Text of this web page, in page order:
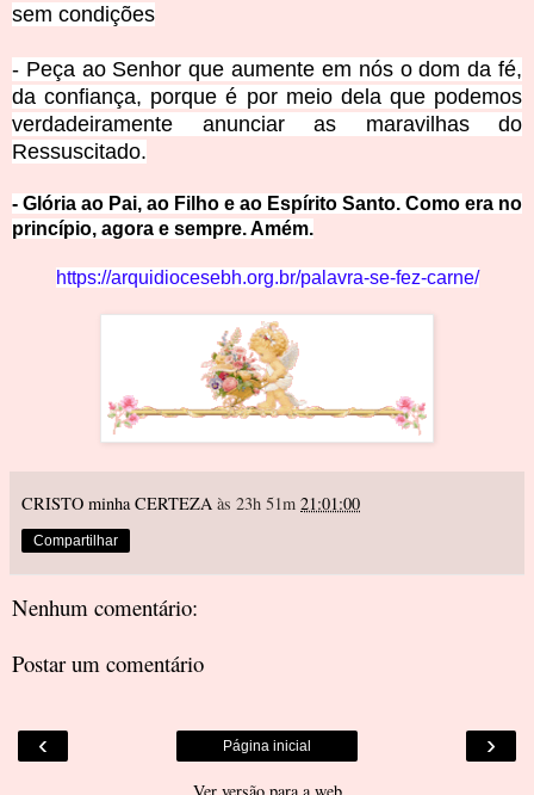
sem condições
- Peça ao Senhor que aumente em nós o dom da fé,
da confiança, porque é por meio dela que podemos
verdadeiramente anunciar as maravilhas do
Ressuscitado.
- Glória ao Pai, ao Filho e ao Espírito Santo. Como era no
princípio, agora e sempre. Amém.
https://arquidiocesebh.org.br/palavra-se-fez-carne/
CRISTO minha CERTEZA às 23h 51m 21:01:00
Compartilhar
Nenhum comentário:
Postar um comentário
‹ ›
Página inicial